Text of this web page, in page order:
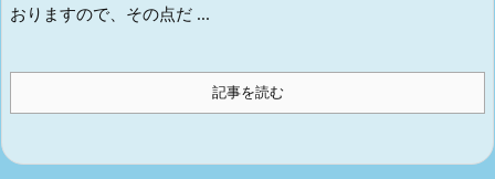
おりますので、その点だ ...
記事を読む